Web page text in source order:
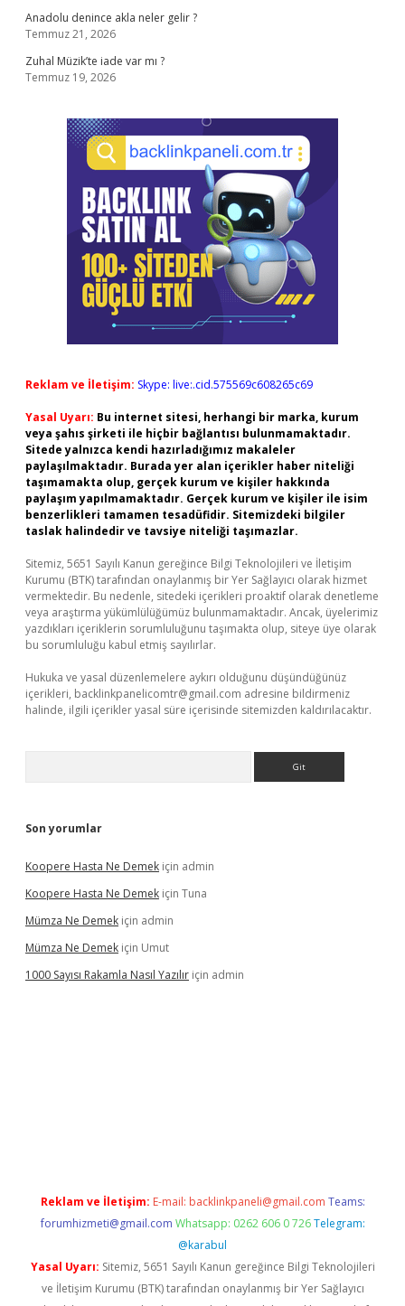
Anadolu denince akla neler gelir ?
Temmuz 21, 2026
Zuhal Müzik’te iade var mı ?
Temmuz 19, 2026
Reklam ve İletişim: Skype: live:.cid.575569c608265c69
Yasal Uyarı: Bu internet sitesi, herhangi bir marka, kurum
veya şahıs şirketi ile hiçbir bağlantısı bulunmamaktadır.
Sitede yalnızca kendi hazırladığımız makaleler
paylaşılmaktadır. Burada yer alan içerikler haber niteliği
taşımamakta olup, gerçek kurum ve kişiler hakkında
paylaşım yapılmamaktadır. Gerçek kurum ve kişiler ile isim
benzerlikleri tamamen tesadüfidir. Sitemizdeki bilgiler
taslak halindedir ve tavsiye niteliği taşımazlar.
Sitemiz, 5651 Sayılı Kanun gereğince Bilgi Teknolojileri ve İletişim
Kurumu (BTK) tarafından onaylanmış bir Yer Sağlayıcı olarak hizmet
vermektedir. Bu nedenle, sitedeki içerikleri proaktif olarak denetleme
veya araştırma yükümlülüğümüz bulunmamaktadır. Ancak, üyelerimiz
yazdıkları içeriklerin sorumluluğunu taşımakta olup, siteye üye olarak
bu sorumluluğu kabul etmiş sayılırlar.
Hukuka ve yasal düzenlemelere aykırı olduğunu düşündüğünüz
içerikleri, backlinkpanelicomtr@gmail.com adresine bildirmeniz
halinde, ilgili içerikler yasal süre içerisinde sitemizden kaldırılacaktır.
Son yorumlar
Koopere Hasta Ne Demek için admin
Koopere Hasta Ne Demek için Tuna
Mümza Ne Demek için admin
Mümza Ne Demek için Umut
1000 Sayısı Rakamla Nasıl Yazılır için admin
Reklam ve İletişim: E-mail: backlinkpaneli@gmail.com Teams:
forumhizmeti@gmail.com Whatsapp: 0262 606 0 726 Telegram:
@karabul
Yasal Uyarı: Sitemiz, 5651 Sayılı Kanun gereğince Bilgi Teknolojileri
ve İletişim Kurumu (BTK) tarafından onaylanmış bir Yer Sağlayıcı